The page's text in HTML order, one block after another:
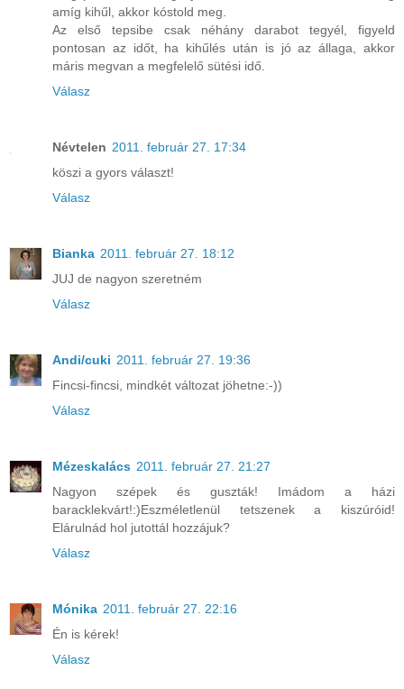
amíg kihűl, akkor kóstold meg.
Az első tepsibe csak néhány darabot tegyél, figyeld
pontosan az időt, ha kihűlés után is jó az állaga, akkor
máris megvan a megfelelő sütési idő.
Válasz
Névtelen 2011. február 27. 17:34
köszi a gyors választ!
Válasz
Bianka 2011. február 27. 18:12
JUJ de nagyon szeretném
Válasz
Andi/cuki 2011. február 27. 19:36
Fincsi-fincsi, mindkét változat jöhetne:-))
Válasz
Mézeskalács 2011. február 27. 21:27
Nagyon szépek és guszták! Imádom a házi
baracklekvárt!:)Eszméletlenül tetszenek a kiszúróid!
Elárulnád hol jutottál hozzájuk?
Válasz
Mónika 2011. február 27. 22:16
Én is kérek!
Válasz